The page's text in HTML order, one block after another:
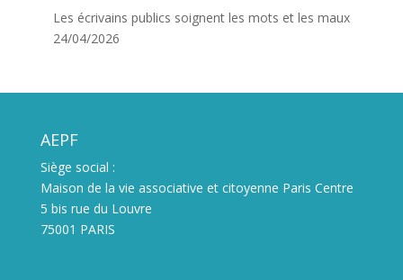
Les écrivains publics soignent les mots et les maux
24/04/2026
AEPF
Siège social :
Maison de la vie associative et citoyenne Paris Centre
5 bis rue du Louvre
75001 PARIS